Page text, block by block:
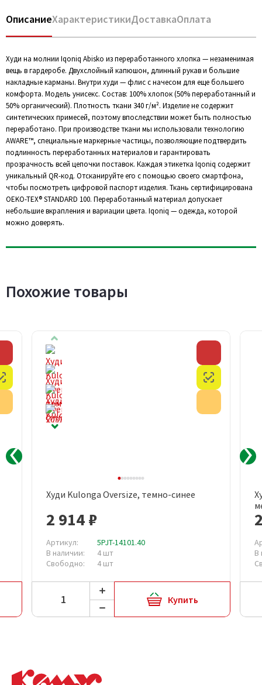
ОписаниеХарактеристикиДоставкаОплата
Худи на молнии Iqoniq Abisko из переработанного хлопка — незаменимая
вещь в гардеробе. Двухслойный капюшон, длинный рукав и большие
накладные карманы. Внутри худи — флис с начесом для еще большего
комфорта. Модель унисекс. Состав: 100% хлопок (50% переработанный и
50% органический). Плотность ткани 340 г/м². Изделие не содержит
синтетических примесей, поэтому впоследствии может быть полностью
переработано. При производстве ткани мы использовали технологию
AWARE™, специальные маркерные частицы, позволяющие подтвердить
подлинность переработанных материалов и гарантировать
прозрачность всей цепочки поставок. Каждая этикетка Iqoniq содержит
уникальный QR-код. Отсканируйте его с помощью своего смартфона,
чтобы посмотреть цифровой паспорт изделия. Ткань сертифицирована
OEKO-TEX® STANDARD 100. Переработанный материал допускает
небольшие вкрапления и вариации цвета. Iqoniq — одежда, которой
можно доверять.
Похожие товары
Честный знак
Худи Kulonga Oversize, темно-синее
2 914 ₽
Артикул:
5PJT-14101.40
В наличии:
4 шт
Свободно:
4 шт
Купить
В